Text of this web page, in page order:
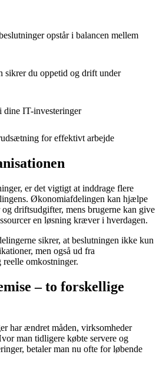
opstår i balancen mellem
sikrer du oppetid og drift under
IT-investeringer
for effektivt arbejde
er det vigtigt at inddrage flere
Økonomiafdelingen kan hjælpe
driftsudgifter, mens brugerne kan give
en løsning kræver i hverdagen.
sikrer, at beslutningen ikke kun
men også ud fra
omkostninger.
– to forskellige
har ændret måden, virksomheder
man tidligere købte servere og
betaler man nu ofte for løbende